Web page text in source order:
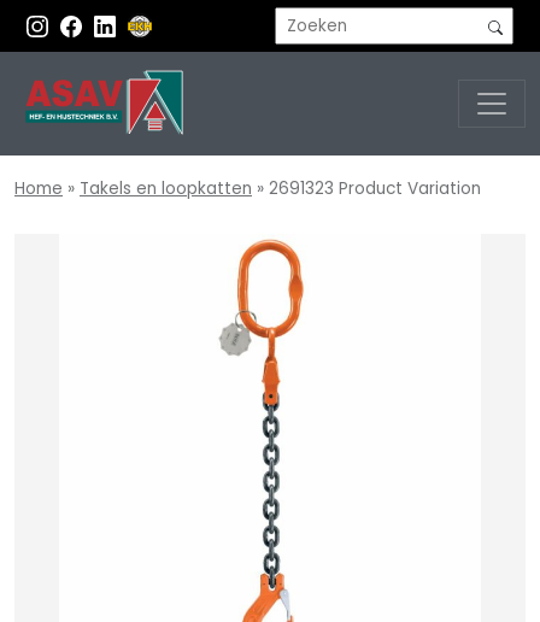
Home » Takels en loopkatten » 2691323 Product Variation